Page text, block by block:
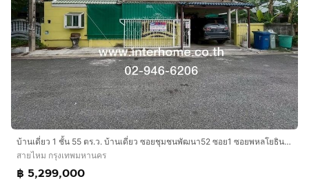
บ้านเดี่ยว 1 ชั้น 55 ตร.ว. บ้านเดี่ยว ซอยชุมชนพัฒนา52 ซอย1 ซอยพหลโยธิน52 ใกล้ BTSสะพานใหม่ ตรงข้ามตลาดยิ่งเจริญ(สะพานใหม่) เขตสายไหม กรุงเทพ
สายไหม กรุงเทพมหานคร
฿ 5,299,000